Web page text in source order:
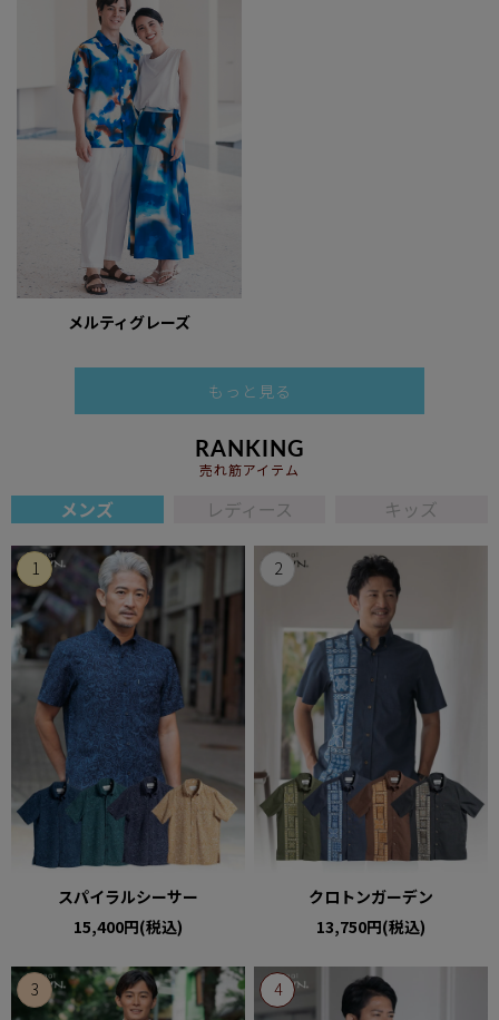
メルティグレーズ
もっと見る
RANKING
売れ筋アイテム
メンズ レディース キッズ
スパイラルシーサー
15,400円(税込)
クロトンガーデン
13,750円(税込)